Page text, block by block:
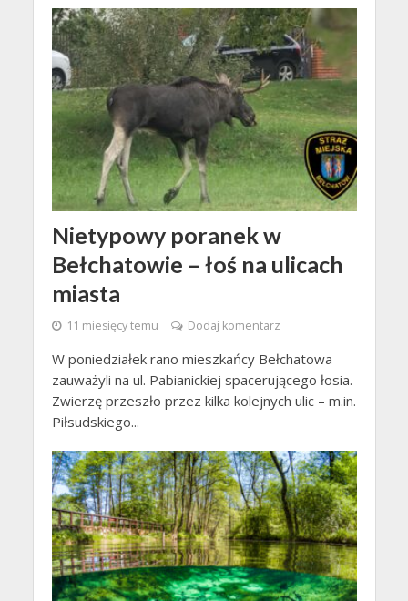
Nietypowy poranek w
Bełchatowie – łoś na ulicach
miasta
11 miesięcy temu Dodaj komentarz
W poniedziałek rano mieszkańcy Bełchatowa
zauważyli na ul. Pabianickiej spacerującego łosia.
Zwierzę przeszło przez kilka kolejnych ulic – m.in.
Piłsudskiego...